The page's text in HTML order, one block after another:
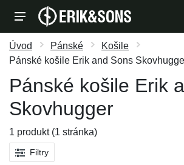
Úvod Pánské
Košile
Pánské košile Erik and Sons
Pánské košile Erik
Skovhugger
1 produkt (1 stránka)
Filtry